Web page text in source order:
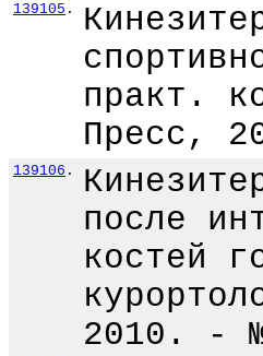
139105 .
практ.
Пресс,
139106 .
после
костей
2010. -